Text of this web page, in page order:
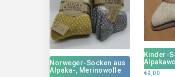
Norweger-Socken aus
Alpaka-, Merinowolle
Kinder-
€9,00